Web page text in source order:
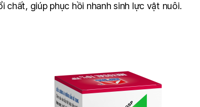
giúp phục hồi nhanh sinh lực vật nuôi.